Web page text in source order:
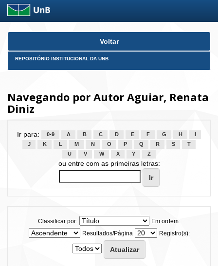
Skip
Voltar
REPOSITÓRIO INSTITUCIONAL DA UNB
Navegando por Autor Aguiar, Renata
Diniz
Ir para: 0-9 A B C D E F G H
J
K L M N O P Q R S
T
U
V W X Y Z
ou entre com as primeiras letras:
Classificar por:
Em ordem:
Resultados/Página
Registro(s):